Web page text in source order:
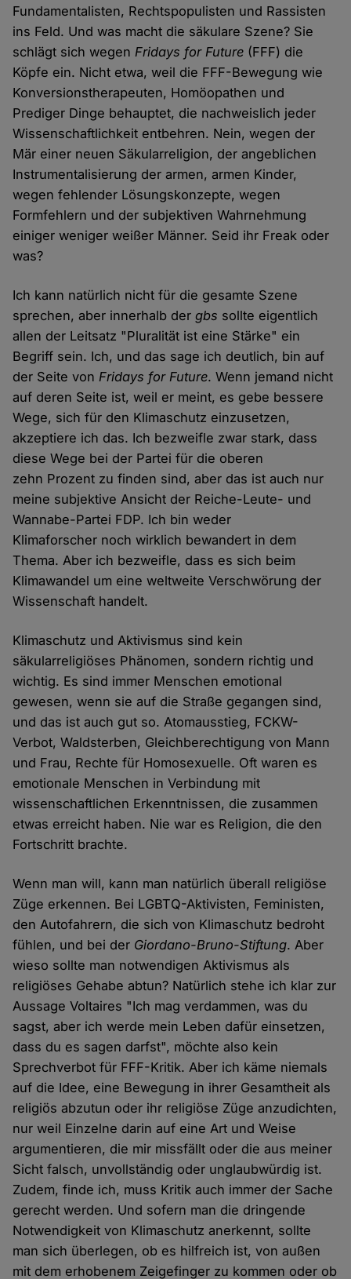
Fundamentalisten, Rechtspopulisten und Rassisten
ins Feld. Und was macht die säkulare Szene? Sie
schlägt sich wegenFridays for Future (FFF) die
Köpfe ein. Nicht etwa, weil die FFF-Bewegung wie
Konversionstherapeuten, Homöopathen und
Prediger Dinge behauptet, die nachweislich jeder
Wissenschaftlichkeit entbehren. Nein, wegen der
Mär einer neuen Säkularreligion, der angeblichen
Instrumentalisierung der armen, armen Kinder,
wegen fehlender Lösungskonzepte, wegen
Formfehlern und der subjektiven Wahrnehmung
einiger weniger weißer Männer. Seid ihr Freak oder
was?
Ich kann natürlich nicht für die gesamte Szene
sprechen, aber innerhalb dergbs sollte eigentlich
allen der Leitsatz "Pluralität ist eine Stärke" ein
Begriff sein. Ich, und das sage ich deutlich, bin auf
der Seite vonFridays for Future. Wenn jemand nicht
auf deren Seite ist, weil er meint, es gebe bessere
Wege, sich für den Klimaschutz einzusetzen,
akzeptiere ich das. Ich bezweifle zwar stark, dass
diese Wege bei der Partei für die oberen
zehn Prozent zu finden sind, aber das ist auch nur
meine subjektive Ansicht der Reiche-Leute- und
Wannabe-Partei FDP. Ich bin weder
Klimaforscher noch wirklich bewandert in dem
Thema. Aber ich bezweifle, dass es sich beim
Klimawandel um eine weltweite Verschwörung der
Wissenschaft handelt.
Klimaschutz und Aktivismus sind kein
säkularreligiöses Phänomen, sondern richtig und
wichtig. Es sind immer Menschen emotional
gewesen, wenn sie auf die Straße gegangen sind,
und das ist auch gut so. Atomausstieg, FCKW-
Verbot, Waldsterben, Gleichberechtigung von Mann
und Frau, Rechte für Homosexuelle. Oft waren es
emotionale Menschen in Verbindung mit
wissenschaftlichen Erkenntnissen, die zusammen
etwas erreicht haben. Nie war es Religion, die den
Fortschritt brachte.
Wenn man will, kann man natürlich überall religiöse
Züge erkennen. Bei LGBTQ-Aktivisten, Feministen,
den Autofahrern, die sich von Klimaschutz bedroht
fühlen, und bei der Giordano-Bruno-Stiftung. Aber
wieso sollte man notwendigen Aktivismus als
religiöses Gehabe abtun? Natürlich stehe ich klar zur
Aussage Voltaires "Ich mag verdammen, was du
sagst, aber ich werde mein Leben dafür einsetzen,
dass du es sagen darfst", möchte also kein
Sprechverbot für FFF-Kritik. Aber ich käme niemals
auf die Idee, eine Bewegung in ihrer Gesamtheit als
religiös abzutun oder ihr religiöse Züge anzudichten,
nur weil Einzelne darin auf eine Art und Weise
argumentieren, die mir missfällt oder die aus meiner
Sicht falsch, unvollständig oder unglaubwürdig ist.
Zudem, finde ich, muss Kritik auch immer der Sache
gerecht werden. Und sofern man die dringende
Notwendigkeit von Klimaschutz anerkennt, sollte
man sich überlegen, ob es hilfreich ist, von außen
mit dem erhobenem Zeigefinger zu kommen oder ob